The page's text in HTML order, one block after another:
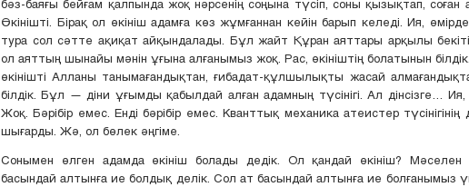
бәз-баяғы бейғам қалпында жоқ нәрсенің соңына түсіп, соны қызықтап, соған
Өкінішті. Бірақ ол өкініш адамға көз жұмғаннан кейін барып келеді. Ия,
тура сол сәтте ақиқат айқындалады. Бұл жайт Құран аяттары арқылы
ол аяттың шынайы мәнін ұғына алғанымыз жоқ. Рас, өкініштің болатынын
өкінішті Алланы танымағандықтан, ғибадат-құлшылықты жасай
білдік. Бұл — діни ұғымды қабылдай алған адамның түсінігі. Ал дінсізге… Ия,
Жоқ. Бәрібір емес. Енді бәрібір емес. Кванттық механика атеистер
шығарды. Жә, ол бөлек әңгіме.
Сонымен өлген адамда өкініш болады дедік. Ол қандай өкініш? Мәселен
басындай алтынға ие болдық делік. Сол ат басындай алтынға ие болғанымыз